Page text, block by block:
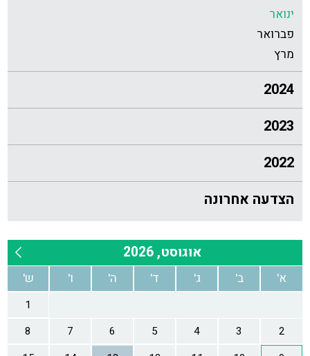
ינואר
פברואר
מרץ
2024
2023
2022
הצדעה אחרונה